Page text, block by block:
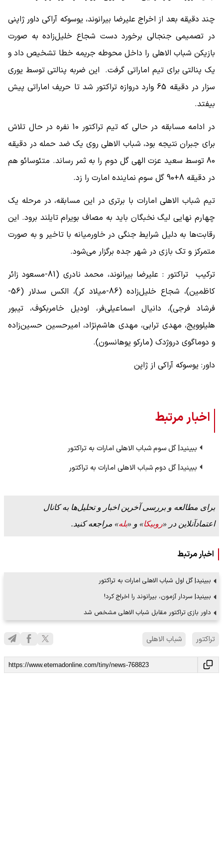
چند دقیقه بعد از اخراج علیرضا بیرانوند، یوسوکه آراکی داور ژاپنی
در تصمیمی جنجالی برخورد دست شجاع خلیل‌زاده به صورت
بازیکن شباب الاهلی را داخل محوطه جریمه خطا تشخیص داد و
یک پنالتی برای تیم اماراتی گرفت. این ضربه پنالتی توسط یوری
سزار در دقیقه 65 وارد دروازه تراکتور شد تا حریف اماراتی پیش
بیفتد.
در ادامه مسابقه در حالی که تیم تراکتور 10 نفره در حال تلاش
برای جبران نتیجه بود، شباب الاهلی روی یک ضد حمله در دقیقه
80 توسط سعید عزت الهی گل دوم را به ثمر رساند. متئوسائو هم
در دقیقه 8+90 گل سوم نماینده امارت را زد.
تیم شباب الاهلی امارات با برتری در این مسابقه، در مرحله یک
چهارم نهایی لیگ نخبگان باید به مصاف بویرام تایلند برود. این
رقابت‌ها به دلیل شرایط جنگی در خاورمیانه با تاخیر و به صورت
متمرکز و تک بازی در شهر جده برگزار می‌شود.
ترکیب تراکتور : علیرضا بیرانوند، محمد نادری (81-مسعود زائر
کاظمین)، شجاع خلیل‌زاده (86-میلاد کر)، الکس سدلار (56-
فرشاد فرجی)، دانیال اسماعیلی‌فر، اودیل خامربکوف، تیبور
هلیلوویج، مهدی ترابی، مهدی هاشم‌نژاد، امیرحسین حسین‌زاده
و دوماگوی دروژدک (مارکو یوهانسون).
داور: یوسوکه آراکی از ژاپن
اخبار مرتبط
ببینید| گل سوم شباب الاهلی امارات به تراکتور
ببینید| گل دوم شباب الاهلی امارات به تراکتور
برای مطالعه و بررسی آخرین اخبار و تحلیل‌ها به کانال
اعتمادآنلاین در «روبیکا» و «بله» مراجعه کنید.
اخبار مرتبط
ببینید| گل اول شباب الاهلی امارات به تراکتور
ببینید| سردار آزمون، بیرانوند را اخراج کرد!
داور بازی تراکتور مقابل شباب الاهلی مشخص شد
تراکتور شباب الاهلی